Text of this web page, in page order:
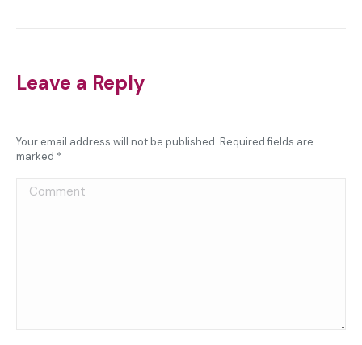
Leave a Reply
Your email address will not be published. Required fields are
marked *
Comment